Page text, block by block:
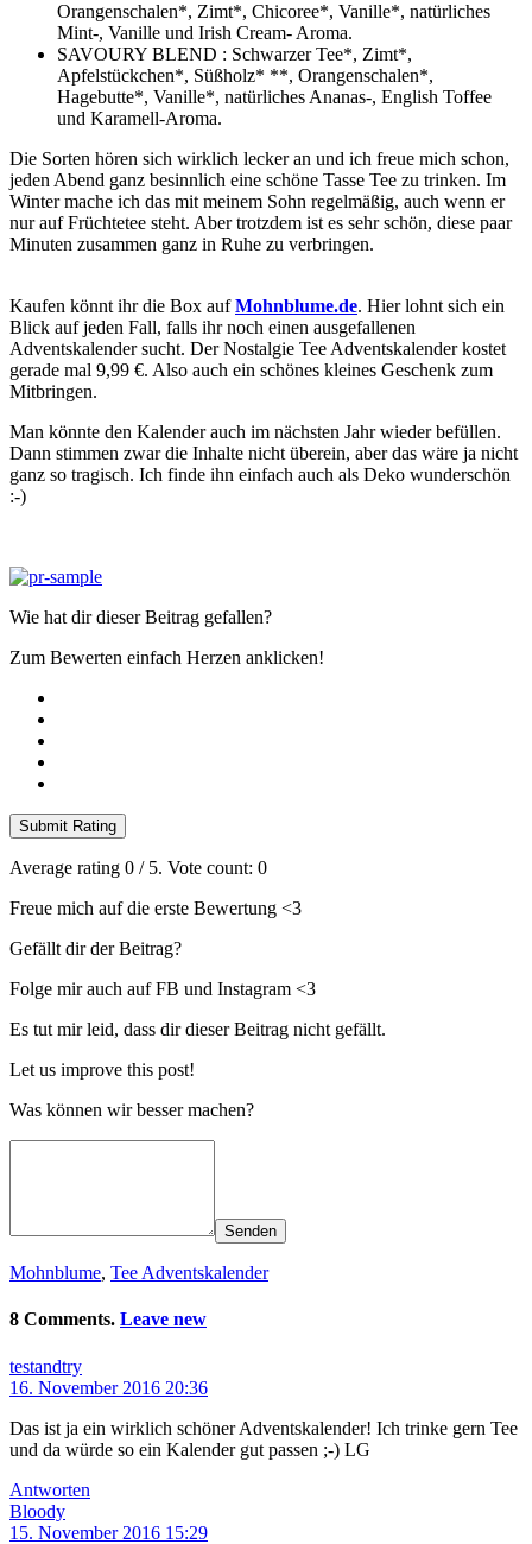
Orangenschalen*, Zimt*, Chicoree*, Vanille*, natürliches
Mint-, Vanille und Irish Cream- Aroma.
SAVOURY BLEND : Schwarzer Tee*, Zimt*,
Apfelstückchen*, Süßholz* **, Orangenschalen*,
Hagebutte*, Vanille*, natürliches Ananas-, English Toffee
und Karamell-Aroma.
Die Sorten hören sich wirklich lecker an und ich freue mich schon,
jeden Abend ganz besinnlich eine schöne Tasse Tee zu trinken. Im
Winter mache ich das mit meinem Sohn regelmäßig, auch wenn er
nur auf Früchtetee steht. Aber trotzdem ist es sehr schön, diese paar
Minuten zusammen ganz in Ruhe zu verbringen.
Kaufen könnt ihr die Box aufMohnblume.de. Hier lohnt sich ein
Blick auf jeden Fall, falls ihr noch einen ausgefallenen
Adventskalender sucht. Der Nostalgie Tee Adventskalender kostet
gerade mal 9,99 €. Also auch ein schönes kleines Geschenk zum
Mitbringen.
Man könnte den Kalender auch im nächsten Jahr wieder befüllen.
Dann stimmen zwar die Inhalte nicht überein, aber das wäre ja nicht
ganz so tragisch. Ich finde ihn einfach auch als Deko wunderschön
:-)
Wie hat dir dieser Beitrag gefallen?
Zum Bewerten einfach Herzen anklicken!
Submit Rating
Average rating 0 / 5. Vote count: 0
Freue mich auf die erste Bewertung <3
Gefällt dir der Beitrag?
Folge mir auch auf FB und Instagram <3
Es tut mir leid, dass dir dieser Beitrag nicht gefällt.
Let us improve this post!
Was können wir besser machen?
Senden
Mohnblume, Tee Adventskalender
8 Comments. Leave new
testandtry
16. November 2016 20:36
Das ist ja ein wirklich schöner Adventskalender! Ich trinke gern Tee
und da würde so ein Kalender gut passen ;-) LG
Antworten
Bloody
15. November 2016 15:29